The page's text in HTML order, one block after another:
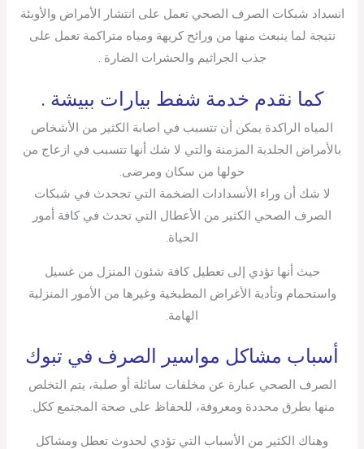
انسداد شبكات الصرف الصحي تعمل على انتشار الأمراض والأوبئة
نتيجة لما ينبعث منها من ورائح كريهة ومياه متراكمة تعمل على
جذب الجراثيم والحشرات الضارة .
كما نقدم خدمة شفط بيارات ببيشة .
المياه الراكدة يمكن أن تتسبب في اصابة الكثير من الأشخاص
بالأمراض الجلدية المزمنة والتي لا شك أنها تتسبب في ازعاج من
حولها من سكان ومرضى.
لا شك أن وراء الأنسدادات الضخمة التي تجحدث في شبكات
الصرف الصحي الكثير من الأعطال التي تحدث في كافة أمور
الحياة.
حيث أنها تؤدي إلى تعطيل كافة شئون المنزل من غسيل
واستحمام وتأدية الأغراض المطبخية وغيرها من الأمور المنزلية
الهامة.
أسباب مشاكل مواسير الصرف في تبوك
الصرف الصحي عبارة عن مخلفات سائلة أو صلبة، يتم التخلص
منها بطرق محددة ومعروفة، للحفاظ على صحة المجتمع ككل.
وهناك الكثير من الأسباب التي تؤدي لحدوث تعطل ومشاكل